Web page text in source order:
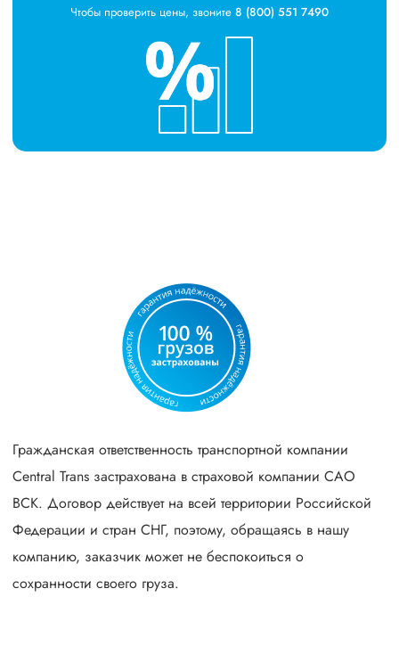
Чтобы проверить цены, звоните 8 (800) 551 7490
Гражданская ответственность транспортной компании
Central Trans застрахована в страховой компании САО
ВСК. Договор действует на всей территории Российской
Федерации и стран СНГ, поэтому, обращаясь в нашу
компанию, заказчик может не беспокоиться о
сохранности своего груза.